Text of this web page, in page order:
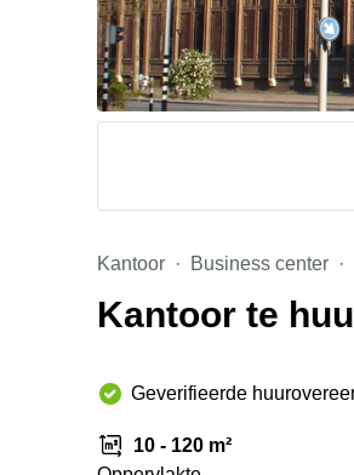
Kantoor Business center
Kantoor te
Geverifieerde
10 - 120 m²